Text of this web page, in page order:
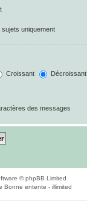
uniquement
Croissant Décroissant
des messages
© phpBB Limited
Bonne entente - illimited